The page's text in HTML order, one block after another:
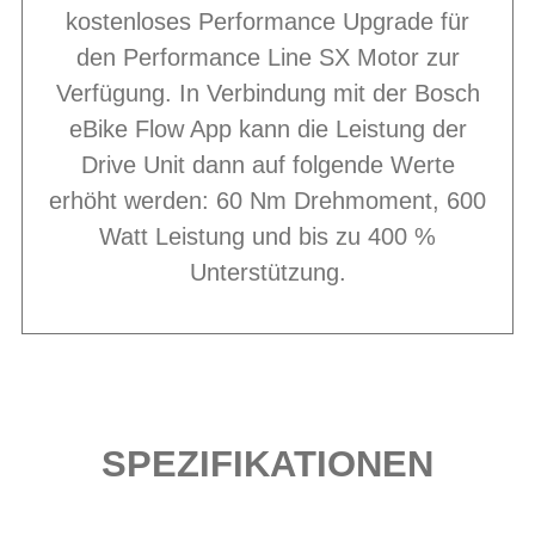
kostenloses Performance Upgrade für
den Performance Line SX Motor zur
Verfügung. In Verbindung mit der Bosch
eBike Flow App kann die Leistung der
Drive Unit dann auf folgende Werte
erhöht werden: 60 Nm Drehmoment, 600
Watt Leistung und bis zu 400 %
Unterstützung.
SPEZIFIKATIONEN